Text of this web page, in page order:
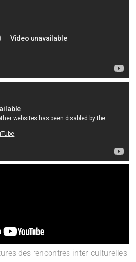
des rencontres inter-culturelles